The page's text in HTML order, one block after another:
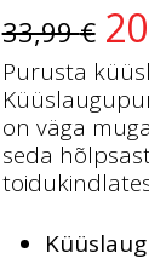
33,99€
oli:
Purusta
on väga
seda